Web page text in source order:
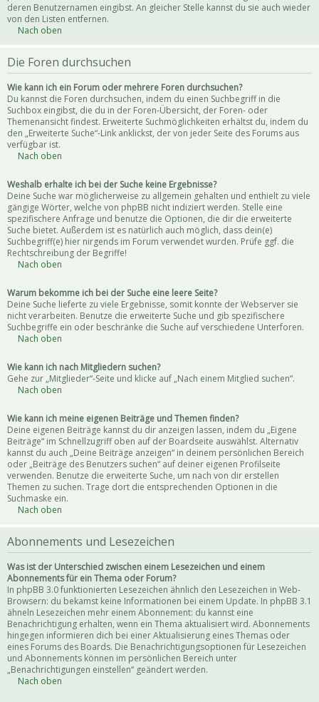
deren Benutzernamen eingibst. An gleicher Stelle kannst du sie auch wieder
von den Listen entfernen.
Nach oben
Die Foren durchsuchen
Wie kann ich ein Forum oder mehrere Foren durchsuchen?
Du kannst die Foren durchsuchen, indem du einen Suchbegriff in die
Suchbox eingibst, die du in der Foren-Übersicht, der Foren- oder
Themenansicht findest. Erweiterte Suchmöglichkeiten erhältst du, indem du
den „Erweiterte Suche“-Link anklickst, der von jeder Seite des Forums aus
verfügbar ist.
Nach oben
Weshalb erhalte ich bei der Suche keine Ergebnisse?
Deine Suche war möglicherweise zu allgemein gehalten und enthielt zu viele
gängige Wörter, welche von phpBB nicht indiziert werden. Stelle eine
spezifischere Anfrage und benutze die Optionen, die dir die erweiterte
Suche bietet. Außerdem ist es natürlich auch möglich, dass dein(e)
Suchbegriff(e) hier nirgends im Forum verwendet wurden. Prüfe ggf. die
Rechtschreibung der Begriffe!
Nach oben
Warum bekomme ich bei der Suche eine leere Seite?
Deine Suche lieferte zu viele Ergebnisse, somit konnte der Webserver sie
nicht verarbeiten. Benutze die erweiterte Suche und gib spezifischere
Suchbegriffe ein oder beschränke die Suche auf verschiedene Unterforen.
Nach oben
Wie kann ich nach Mitgliedern suchen?
Gehe zur „Mitglieder“-Seite und klicke auf „Nach einem Mitglied suchen“.
Nach oben
Wie kann ich meine eigenen Beiträge und Themen finden?
Deine eigenen Beiträge kannst du dir anzeigen lassen, indem du „Eigene
Beiträge“ im Schnellzugriff oben auf der Boardseite auswählst. Alternativ
kannst du auch „Deine Beiträge anzeigen“ in deinem persönlichen Bereich
oder „Beiträge des Benutzers suchen“ auf deiner eigenen Profilseite
verwenden. Benutze die erweiterte Suche, um nach von dir erstellen
Themen zu suchen. Trage dort die entsprechenden Optionen in die
Suchmaske ein.
Nach oben
Abonnements und Lesezeichen
Was ist der Unterschied zwischen einem Lesezeichen und einem
Abonnements für ein Thema oder Forum?
In phpBB 3.0 funktionierten Lesezeichen ähnlich den Lesezeichen in Web-
Browsern: du bekamst keine Informationen bei einem Update. In phpBB 3.1
ähneln Lesezeichen mehr einem Abonnement: du kannst eine
Benachrichtigung erhalten, wenn ein Thema aktualisiert wird. Abonnements
hingegen informieren dich bei einer Aktualisierung eines Themas oder
eines Forums des Boards. Die Benachrichtigungsoptionen für Lesezeichen
und Abonnements können im persönlichen Bereich unter
„Benachrichtigungen einstellen“ geändert werden.
Nach oben